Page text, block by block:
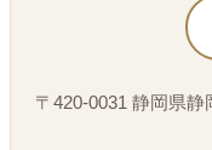
〒420-0031 静岡県静